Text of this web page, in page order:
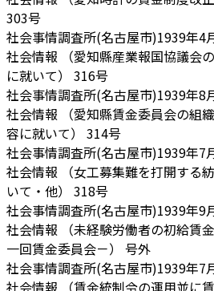
303号
社会事情調査所(名古屋市)1939年4
社会情報 （愛知縣産業報国協議会
に就いて）
316号
社会事情調査所(名古屋市)1939年8
社会情報 （愛知縣賃金委員会の組
容に就いて）
314号
社会事情調査所(名古屋市)1939年7
社会情報 （女工募集難を打開する
いて・他）
318号
社会事情調査所(名古屋市)1939年9
社会情報 （未経験労働者の初給賃
一回賃金委員会－）
号外
社会事情調査所(名古屋市)1939年7